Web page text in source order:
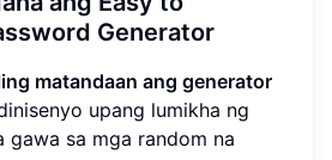
Generator
matandaan ang generator
upang lumikha ng
gawa sa mga random na